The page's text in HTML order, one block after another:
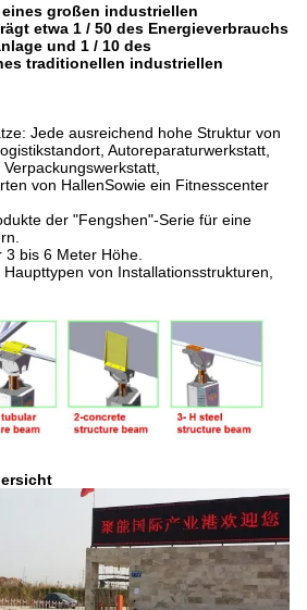
großen industriellen
etwa 1 / 50 des Energieverbrauchs
und 1 / 10 des
traditionellen industriellen
Jede ausreichend hohe Struktur von
Autoreparaturwerkstatt,
von HallenSowie ein Fitnesscenter
der "Fengshen"-Serie für eine
bis 6 Meter Höhe.
von Installationsstrukturen,